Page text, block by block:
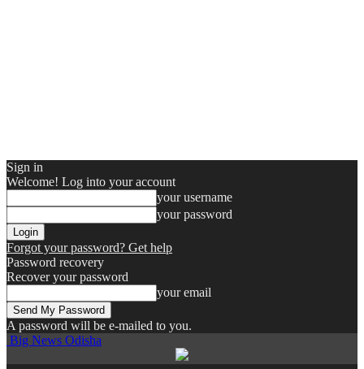
Sign in
Welcome! Log into your account
your username
your password
Forgot your password? Get help
Password recovery
Recover your password
your email
A password will be e-mailed to you.
Big News Odisha